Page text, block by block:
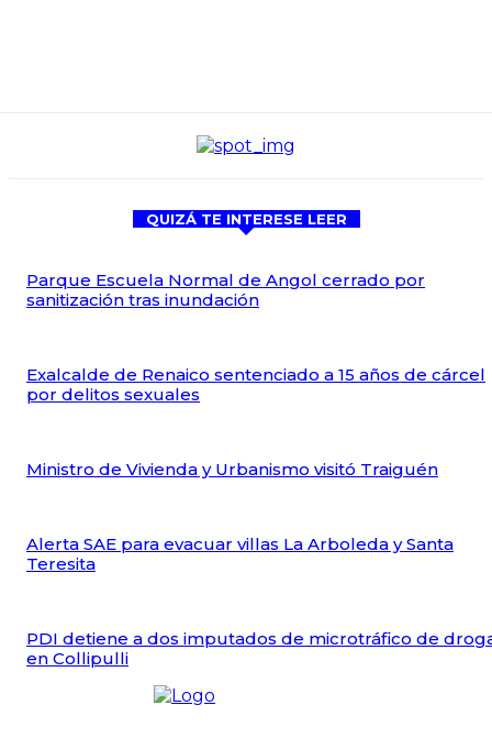
QUIZÁ TE INTERESE LEER
Parque Escuela Normal de Angol cerrado por
sanitización tras inundación
Exalcalde de Renaico sentenciado a 15 años de cárcel
por delitos sexuales
Ministro de Vivienda y Urbanismo visitó Traiguén
Alerta SAE para evacuar villas La Arboleda y Santa
Teresita
PDI detiene a dos imputados de microtráfico de
en Collipulli